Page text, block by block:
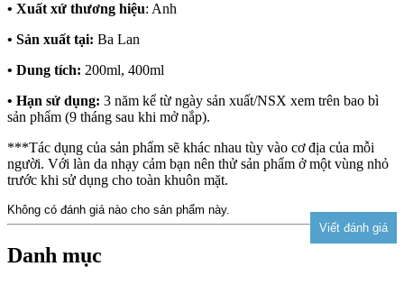
• Xuất xứ thương hiệu: Anh
• Sản xuất tại: Ba Lan
• Dung tích: 200ml, 400ml
• Hạn sử dụng: 3 năm kể từ ngày sản xuất/NSX xem trên bao bì
sản phẩm (9 tháng sau khi mở nắp).
***Tác dụng của sản phẩm sẽ khác nhau tùy vào cơ địa của mỗi
người. Với làn da nhạy cảm bạn nên thử sản phẩm ở một vùng nhỏ
trước khi sử dụng cho toàn khuôn mặt.
Không có đánh giá nào cho sản phẩm này.
Danh mục